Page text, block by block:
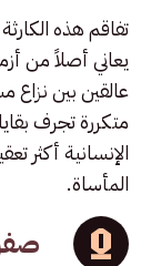
تفاقم هذه
يعاني أصلاً من
عالقين بين نزاع
متكررة تجرف
الإنسانية أكثر
المأساة.